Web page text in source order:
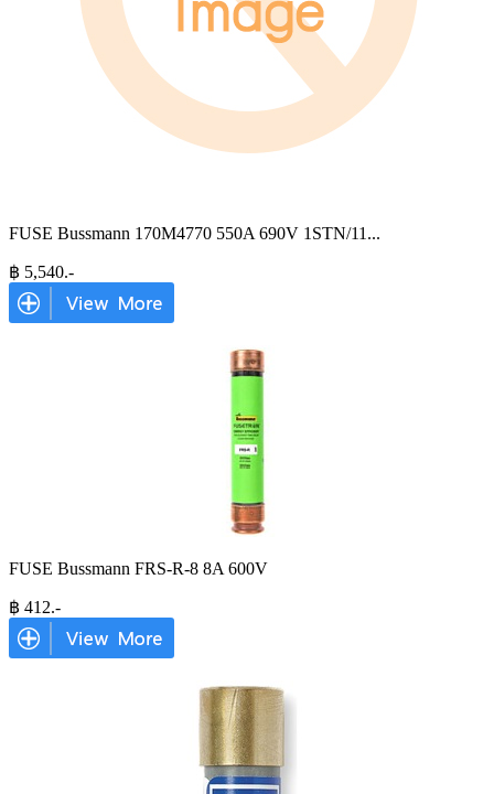
FUSE Bussmann 170M4770 550A 690V 1STN/11 ...
฿ 5,540.-
FUSE Bussmann FRS-R-8 8A 600V
฿ 412.-